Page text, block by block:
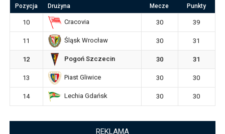
Pozycja Drużyna Mecze Punkty
10 Cracovia 30 39
11 Śląsk Wrocław 30 31
12 Pogoń Szczecin 30 31
13 Piast Gliwice 30 30
14 Lechia Gdańsk 30 30
REKLAMA